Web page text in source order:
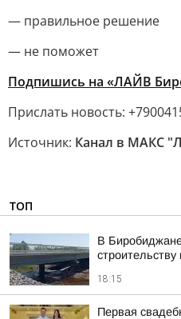
— правильное решение
— не поможет
Подпишись на «ЛАЙВ
Прислать новость:
Источник: Канал в МАКС
ТОП
В
18:15
Первая